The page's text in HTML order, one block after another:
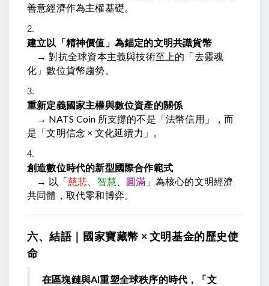
善意經濟作為主權基礎。
建立以「精神價值」為錨定的文明共識貨幣
→ 對抗全球資本主義與技術至上的「去靈魂
化」數位貨幣趨勢。
重新定義國家主權與數位資產的關係
→ NATS Coin 所支撐的不是「法幣信用」，而
是「文明信念 × 文化延續力」。
創造數位時代的新型國際合作範式
→ 以「慈悲 智慧 圓滿 」為核心的文明經濟
共同體，取代零和博弈。
六、結語｜國家寶藏幣 × 文明基金的歷史使
命
在區塊鏈與AI重塑全球秩序的時代，「文